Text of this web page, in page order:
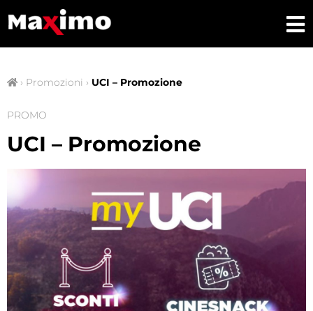
› Promozioni › UCI – Promozione
PROMO
UCI – Promozione